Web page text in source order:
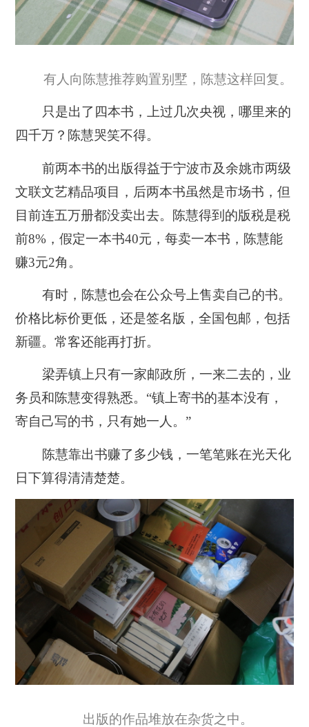
有人向陈慧推荐购置别墅，陈慧这样回复。
只是出了四本书，上过几次央视，哪里来的
四千万？陈慧哭笑不得。
前两本书的出版得益于宁波市及余姚市两级
文联文艺精品项目，后两本书虽然是市场书，但
目前连五万册都没卖出去。陈慧得到的版税是税
前8%，假定一本书40元，每卖一本书，陈慧能
赚3元2角。
有时，陈慧也会在公众号上售卖自己的书。
价格比标价更低，还是签名版，全国包邮，包括
新疆。常客还能再打折。
梁弄镇上只有一家邮政所，一来二去的，业
务员和陈慧变得熟悉。“镇上寄书的基本没有，
寄自己写的书，只有她一人。”
陈慧靠出书赚了多少钱，一笔笔账在光天化
日下算得清清楚楚。
出版的作品堆放在杂货之中。